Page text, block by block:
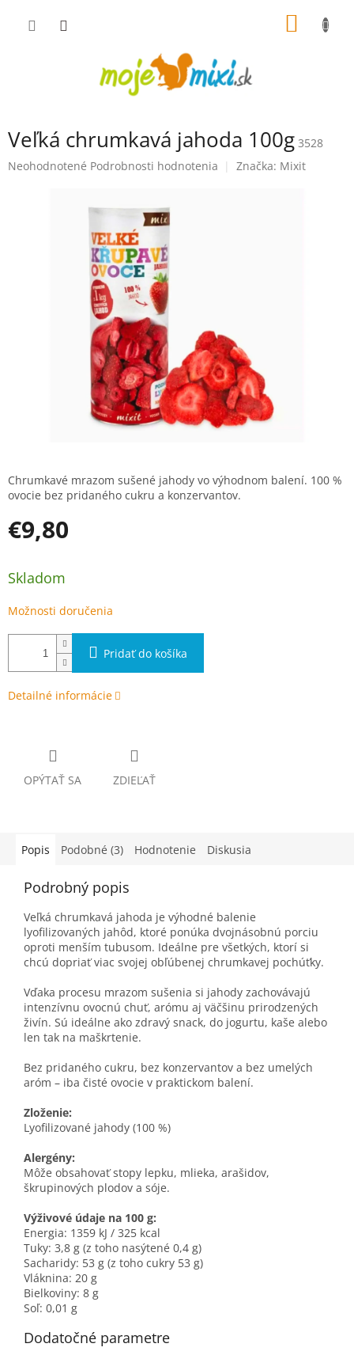
Veľká chrumkavá jahoda 100g 3528
Priemerné hodnotenie produktu je 0,0 z 5 hviezdičiek.
Neohodnotené Podrobnosti hodnotenia Značka: Mixit
€9,80
Skladom
Možnosti doručenia
Pridať do košíka
Chrumkavé mrazom sušené jahody vo výhodnom balení. 100 %
ovocie bez pridaného cukru a konzervantov.
Detailné informácie
OPÝTAŤ SA ZDIEĽAŤ
Popis Podobné (3) Hodnotenie Diskusia
Podrobný popis
Veľká chrumkavá jahoda je výhodné balenie
lyofilizovaných jahôd, ktoré ponúka dvojnásobnú porciu
oproti menším tubusom. Ideálne pre všetkých, ktorí si
chcú dopriať viac svojej obľúbenej chrumkavej pochúťky.
Vďaka procesu mrazom sušenia si jahody zachovávajú
intenzívnu ovocnú chuť, arómu aj väčšinu prirodzených
živín. Sú ideálne ako zdravý snack, do jogurtu, kaše alebo
len tak na maškrtenie.
Bez pridaného cukru, bez konzervantov a bez umelých
aróm – iba čisté ovocie v praktickom balení.
Zloženie:
Lyofilizované jahody (100 %)
Alergény:
Môže obsahovať stopy lepku, mlieka, arašidov,
škrupinových plodov a sóje.
Výživové údaje na 100 g:
Energia: 1359 kJ / 325 kcal
Tuky: 3,8 g (z toho nasýtené 0,4 g)
Sacharidy: 53 g (z toho cukry 53 g)
Vláknina: 20 g
Bielkoviny: 8 g
Soľ: 0,01 g
Dodatočné parametre